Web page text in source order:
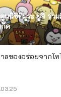
นนิชิทีมูระ ยูจิ ร่ว
ด
ลของอร่อยจากโ